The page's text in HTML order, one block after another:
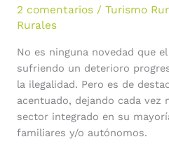
2 comentarios / Turismo
Rurales
No es ninguna novedad que
sufriendo un deterioro
la ilegalidad. Pero es de
acentuado, dejando cada vez
sector integrado en su
familiares y/o autónomos.
acabando
con
Turismo
Rural